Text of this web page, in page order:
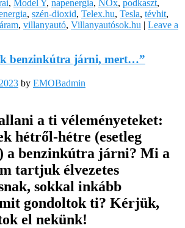
, Model Y, napenergia, NOx, podkaszt,
, szén-dioxid, Telex.hu, Tesla, tévhit,
, villanyautó, Villanyautósok.hu | Leave a
benzinkútra járni, mert…”
by EMOBadmin
a ti véleményeteket:
hétről-hétre (esetleg
a benzinkútra járni? Mi a
tartjuk élvezetes
sokkal inkább
gondoltok ti? Kérjük,
el nekünk!